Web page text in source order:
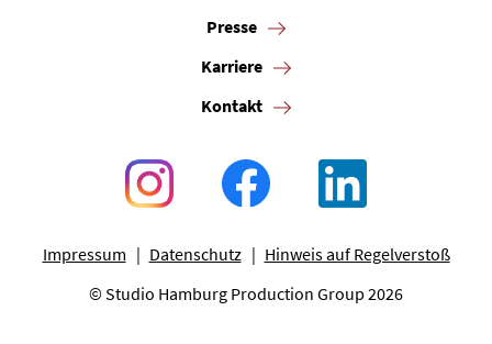
Presse
Karriere
Kontakt
Impressum Datenschutz
Hinweis auf Regelverstoß
© Studio Hamburg Production Group 2026